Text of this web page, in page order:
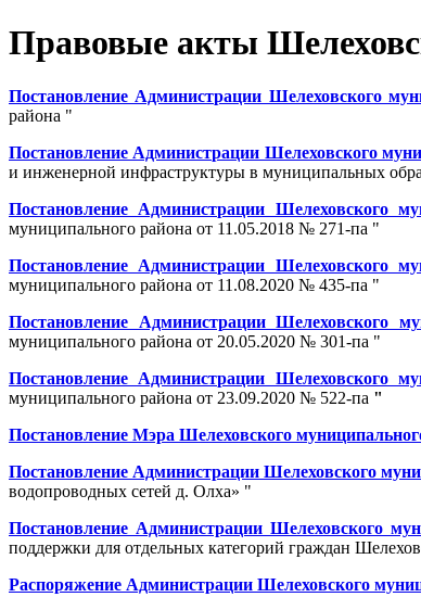
Правовые акты
Постановление Администрации Шелеховского
района "
Постановление Администрации Шелеховского
и инженерной инфраструктуры в муниципальных
Постановление Администрации Шелеховского
муниципального района от 11.05.2018 № 271-па "
Постановление Администрации Шелеховского
муниципального района от 11.08.2020 № 435-па "
Постановление Администрации Шелеховского
муниципального района от 20.05.2020 № 301-па "
Постановление Администрации Шелеховского
муниципального района от 23.09.2020 № 522-па "
Постановление Мэра Шелеховского
Постановление Администрации Шелеховского
водопроводных сетей д. Олха» "
Постановление Администрации Шелеховского
поддержки для отдельных категорий граждан
Распоряжение Администрации Шелеховского